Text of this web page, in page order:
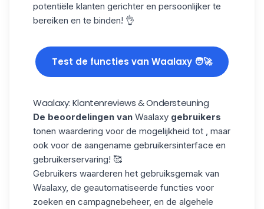
potentiële klanten gerichter en persoonlijker te
bereiken en te binden! 👌
Test de functies van Waalaxy 🧑‍🚀
Waalaxy: Klantenreviews & Ondersteuning
De beoordelingen van Waalaxy gebruikers
tonen waardering voor de mogelijkheid tot , maar
ook voor de aangename gebruikersinterface en
gebruikerservaring! 🥰
Gebruikers waarderen het gebruiksgemak van
Waalaxy, de geautomatiseerde functies voor
zoeken en campagnebeheer, en de algehele